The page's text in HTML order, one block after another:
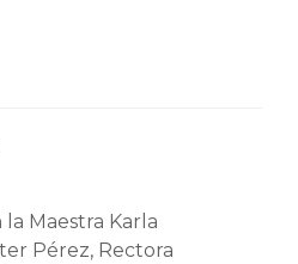
Maestra Karla
Pérez, Rectora